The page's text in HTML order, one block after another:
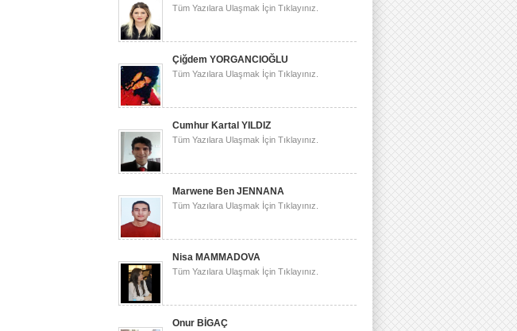
Tüm Yazılara Ulaşmak İçin Tıklayınız.
Çiğdem YORGANCIOĞLU
Tüm Yazılara Ulaşmak İçin Tıklayınız.
Cumhur Kartal YILDIZ
Tüm Yazılara Ulaşmak İçin Tıklayınız.
Marwene Ben JENNANA
Tüm Yazılara Ulaşmak İçin Tıklayınız.
Nisa MAMMADOVA
Tüm Yazılara Ulaşmak İçin Tıklayınız.
Onur BİGAÇ